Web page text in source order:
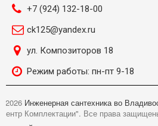
+7 (924) 132-18-00
ck125@yandex.ru
ул. Композиторов 18
Режим работы: пн-пт 9-18
2026 Инженерная сантехника во
Комплектации". Все права